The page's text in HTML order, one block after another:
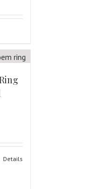
Details